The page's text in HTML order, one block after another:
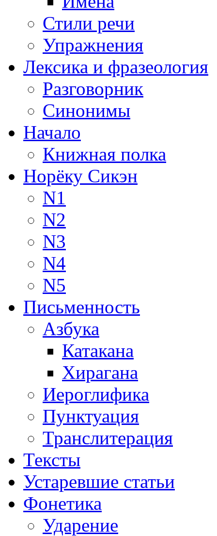
Стили речи
Упражнения
Лексика и фразеология
Разговорник
Синонимы
Начало
Книжная полка
Норёку Сикэн
N1
N2
N3
N4
N5
Письменность
Азбука
Катакана
Хирагана
Иероглифика
Пунктуация
Транслитерация
Тексты
Устаревшие статьи
Фонетика
Ударение